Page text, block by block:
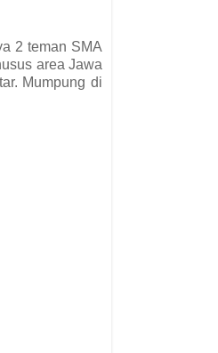
2 teman SMA
area Jawa
Mumpung di